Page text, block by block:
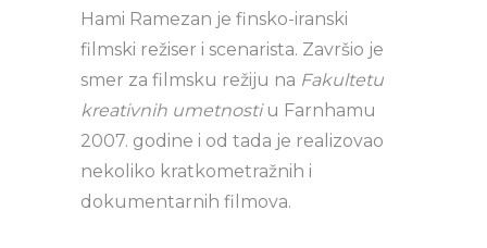
Hami Ramezan je finsko-iranski
filmski režiser i scenarista. Završio je
smer za filmsku režiju na Fakultetu
kreativnih umetnosti u Farnhamu
2007. godine i od tada je realizovao
nekoliko kratkometražnih i
dokumentarnih filmova.